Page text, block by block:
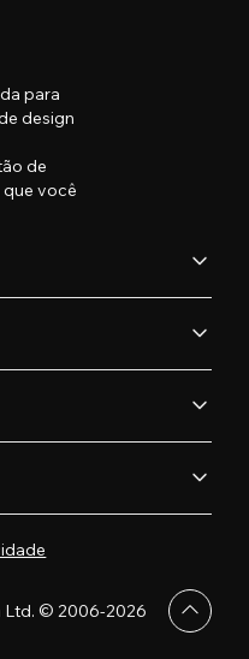
para
design
de
você
Ltd. © 2006-2026